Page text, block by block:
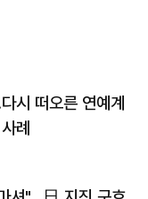
시 떠오른 연예계
례